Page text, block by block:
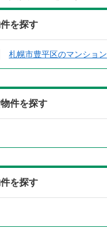
を探す
札幌市豊平区のマンション
件を探す
を探す